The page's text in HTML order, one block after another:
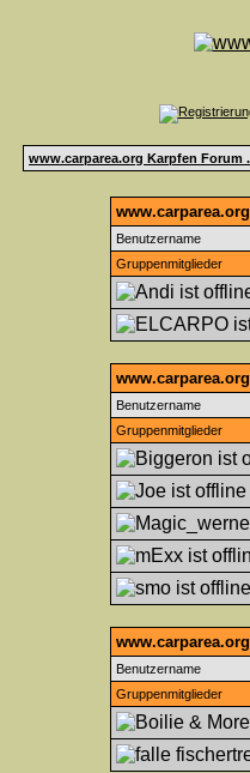
www.carparea.org Karpfen
Benutzername
Gruppenmitglieder
Benutzername
Gruppenmitglieder
Benutzername
Gruppenmitglieder